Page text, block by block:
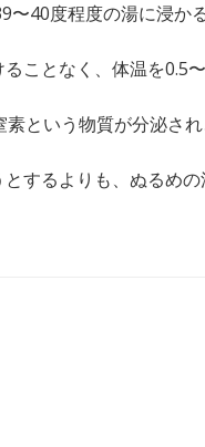
40度程度の湯に浸かる
ことなく、体温を0.5
という物質が分泌さ
するよりも、ぬるめ